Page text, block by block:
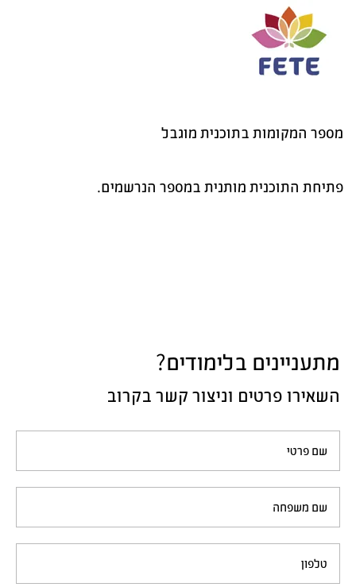
מספר המקומות בתוכנית מוגבל
פתיחת התוכנית מותנית במספר הנרשמים.
מתעניינים בלימודים?
השאירו פרטים וניצור קשר בקרוב
שם פרטי
שם משפחה
טלפון